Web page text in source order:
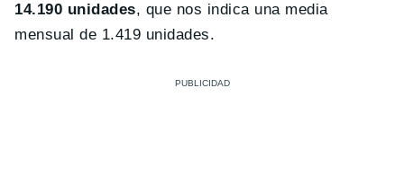
14.190 unidades, que nos indica una media
mensual de 1.419 unidades.